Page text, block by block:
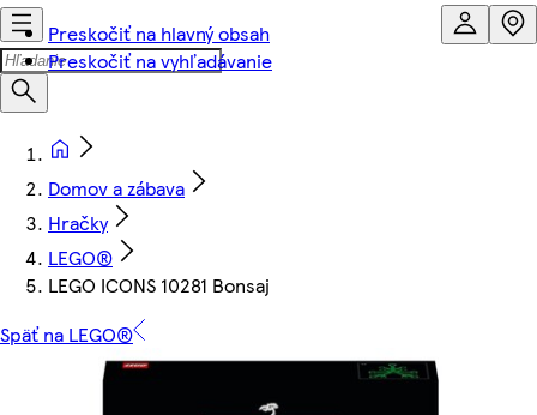
Preskočiť na hlavný obsah
Preskočiť na vyhľadávanie
Domov a zábava
Hračky
LEGO®
LEGO ICONS 10281 Bonsaj
Späť na LEGO®